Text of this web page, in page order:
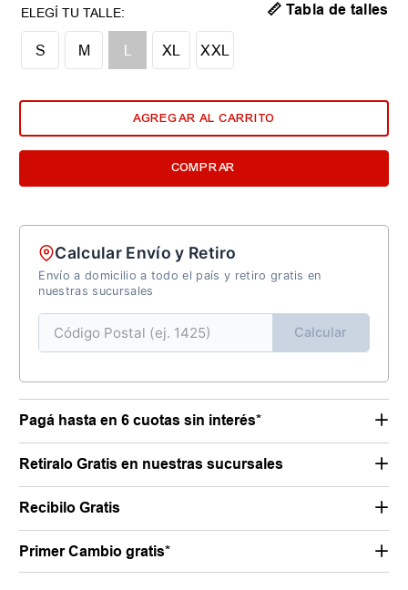
S L
M XL XXL
📏 Tabla de talles
AGREGAR AL CARRITO
COMPRAR
Calcular Envío y Retiro
Envío a domicilio a todo el país y retiro gratis en
nuestras sucursales
Calcular
Pagá hasta en 6 cuotas sin interés*
Retiralo Gratis en nuestras sucursales
Recibilo Gratis
Primer Cambio gratis*